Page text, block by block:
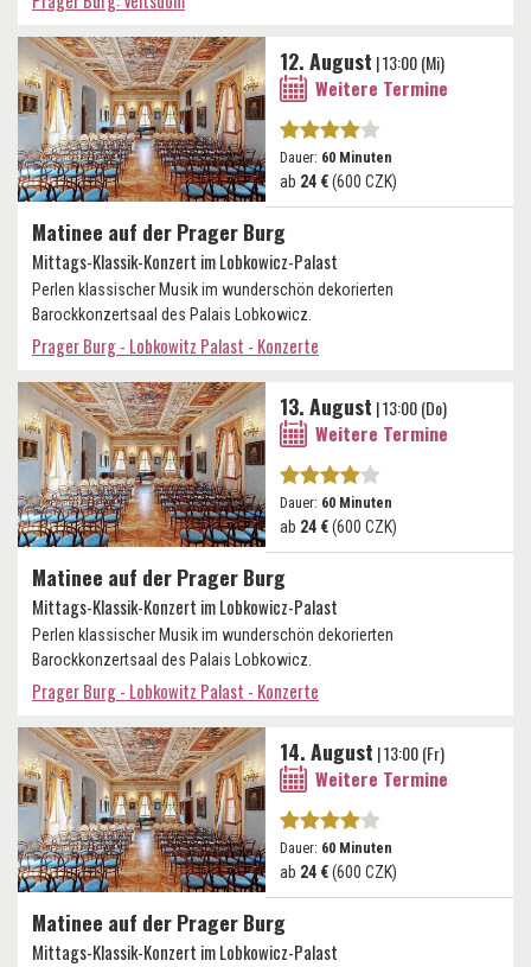
Matinee auf der Prager Burg
Mittags-Klassik-Konzert im Lobkowicz-Palast
Perlen klassischer Musik im wunderschön dekorierten
Barockkonzertsaal des Palais Lobkowicz.
Prager Burg - Lobkowitz Palast - Konzerte
12. August | 13:00 (Mi)
Weitere Termine
Dauer: 60 Minuten
ab 24 €(600 CZK)
Matinee auf der Prager Burg
Mittags-Klassik-Konzert im Lobkowicz-Palast
Perlen klassischer Musik im wunderschön dekorierten
Barockkonzertsaal des Palais Lobkowicz.
Prager Burg - Lobkowitz Palast - Konzerte
13. August | 13:00 (Do)
Weitere Termine
Dauer: 60 Minuten
ab 24 €(600 CZK)
Matinee auf der Prager Burg
Mittags-Klassik-Konzert im Lobkowicz-Palast
14. August | 13:00 (Fr)
Weitere Termine
Dauer: 60 Minuten
ab 24 €(600 CZK)